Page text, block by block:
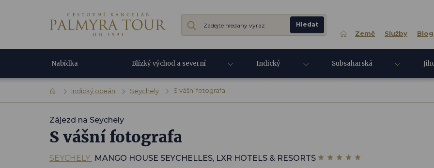
Země Služby Blog
Nabídka Blízký východ a severní Indický Subsaharská
Indický oceán Seychely S vášní fotografa
Zájezd na Seychely
S vášní fotografa
SEYCHELY MANGO HOUSE SEYCHELLES, LXR HOTELS & RESORTS